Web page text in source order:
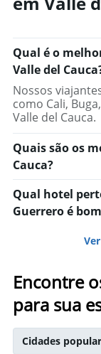
Qual é o
Valle del
Nossos
como Cali,
Valle del Cauca.
Quais são os
Cauca?
Qual hotel
Guerrero é
Encontre
para sua
Cidades